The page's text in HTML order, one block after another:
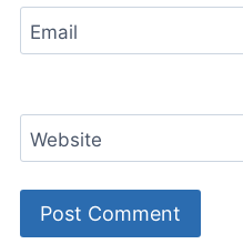
Email
Website